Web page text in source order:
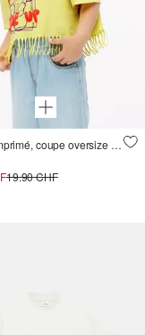
T-shirt imprimé, coupe oversize avec franges
19.90 CHF